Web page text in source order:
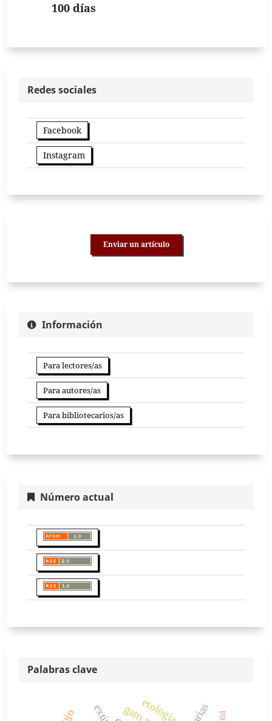
100 días
Redes sociales
Facebook
Instagram
Enviar un artículo
Información
Para lectores/as
Para autores/as
Para bibliotecarios/as
Número actual
Palabras clave
etología